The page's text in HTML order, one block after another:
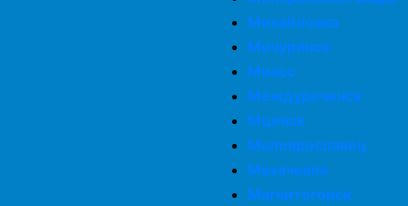
Михайловка
Мичуринск
Миасс
Междуреченск
Мценск
Малоярославец
Махачкала
Магнитогорск